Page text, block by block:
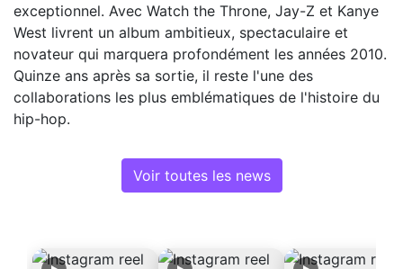
exceptionnel. Avec Watch the Throne, Jay-Z et Kanye
West livrent un album ambitieux, spectaculaire et
novateur qui marquera profondément les années 2010.
Quinze ans après sa sortie, il reste l'une des
collaborations les plus emblématiques de l'histoire du
hip-hop.
Voir toutes les news